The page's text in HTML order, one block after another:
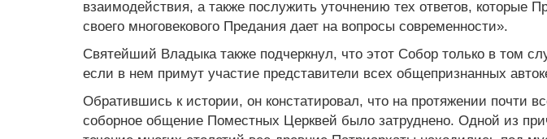
взаимодействия, а также послужить уточнению тех ответов, которые
своего многовекового Предания дает на вопросы современности».
Святейший Владыка также подчеркнул, что этот Собор только в том
если в нем примут участие представители всех общепризнанных
Обратившись к истории, он констатировал, что на протяжении почти
соборное общение Поместных Церквей было затруднено. Одной из